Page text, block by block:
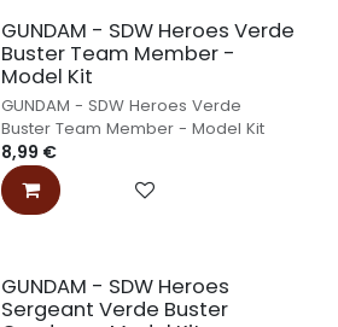
GUNDAM - SDW Heroes Verde
Buster Team Member -
Model Kit
GUNDAM - SDW Heroes Verde
Buster Team Member - Model Kit
8,99 €
GUNDAM - SDW Heroes
Sergeant Verde Buster